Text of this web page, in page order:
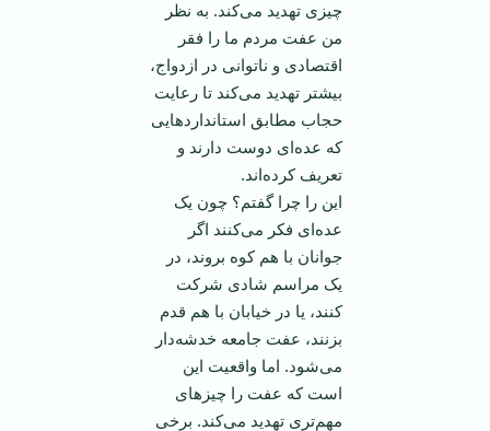
چیزی تهدید می‌کند. به نظر
من عفت مردم ما را فقر
اقتصادی و ناتوانی در ازدواج،
بیشتر تهدید می‌کند تا رعایت
حجاب مطابق استانداردهایی
که عده‌ای دوست دارند و
تعریف کرده‌اند.
این را چرا گفتم؟ چون یک
عده‌ای فکر می‌کنند اگر
جوانان با هم کوه بروند، در
یک مراسم شادی شرکت
کنند، یا در خیابان با هم قدم
بزنند، عفت جامعه خدشه‌دار
می‌شود. اما واقعیت این
است که عفت را چیزهای
مهم‌تری تهدید می‌کند. برخی